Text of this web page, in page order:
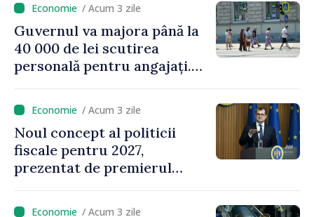
/ Acum 3 zile
Guvernul va majora până la
40 000 de lei scutirea
personală pentru angajați.
de milioane de lei îi lăsăm
oamenilor”/ Acum 3 zile
Noul concept al politicii
fiscale pentru 2027,
prezentat de premierul
puțin munca, stimulăm
/ Acum 3 zile